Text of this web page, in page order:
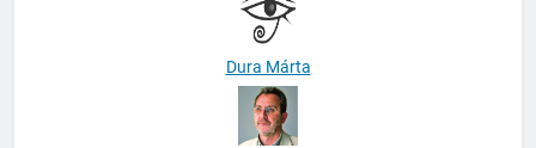
Dura Márta